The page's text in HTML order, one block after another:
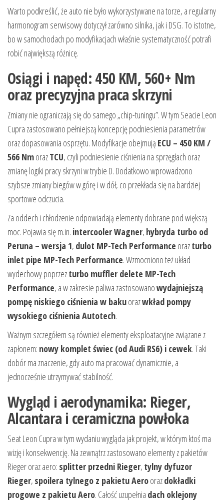
Warto podkreślić, że auto nie było wykorzystywane na torze, a regularny
harmonogram serwisowy dotyczył zarówno silnika, jak i DSG. To istotne,
bo w samochodach po modyfikacjach właśnie systematyczność potrafi
robić największą różnicę.
Osiągi i napęd: 450 KM, 560+ Nm
oraz precyzyjna praca skrzyni
Zmiany nie ograniczają się do samego „chip-tuningu”. W tym Seacie Leon
Cupra zastosowano pełniejszą koncepcję podniesienia parametrów
oraz dopasowania osprzętu. Modyfikacje obejmują ECU – 450 KM /
566 NmorazTCU, czyli podniesienie ciśnienia na sprzęgłach oraz
zmianę logiki pracy skrzyni w trybie D. Dodatkowo wprowadzono
szybsze zmiany biegów w górę i w dół, co przekłada się na bardziej
sportowe odczucia.
Za oddech i chłodzenie odpowiadają elementy dobrane pod większą
moc. Pojawia się m.in. intercooler Wagner, hybryda turbo od
Peruna – wersja 1, dulot MP-Tech Performance orazturbo
inlet pipe MP-Tech Performance. Wzmocniono też układ
wydechowy poprzezturbo muffler delete MP-Tech
Performance, a w zakresie paliwa zastosowanowydajniejszą
pompę niskiego ciśnienia w bakuorazwkład pompy
wysokiego ciśnienia Autotech.
Ważnym szczegółem są również elementy eksploatacyjne związane z
zapłonem: nowy komplet świec (od Audi RS6) i cewek. Taki
dobór ma znaczenie, gdy auto ma pracować dynamicznie, a
jednocześnie utrzymywać stabilność.
Wygląd i aerodynamika: Rieger,
Alcantara i ceramiczna powłoka
Seat Leon Cupra w tym wydaniu wygląda jak projekt, w którym ktoś ma
wizję i konsekwencję. Na zewnątrz zastosowano elementy z pakietów
Rieger oraz aero: splitter przedni Rieger, tylny dyfuzor
Rieger, spoilera tylnego z pakietu Aeroorazdokładki
progowe z pakietu Aero. Całość uzupełnia dach oklejony